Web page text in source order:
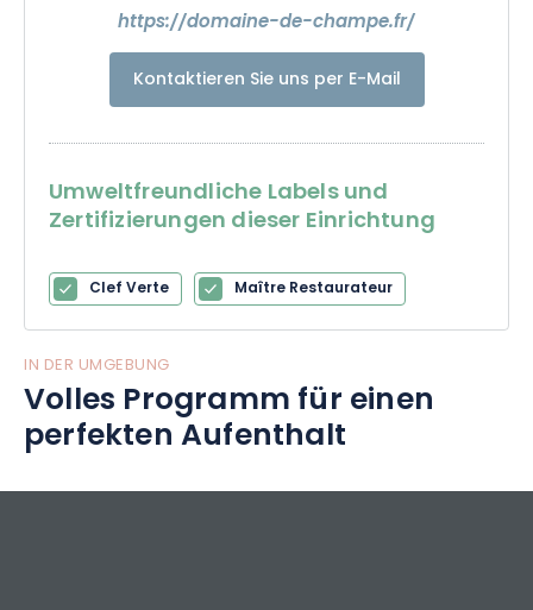
verfeinert wird.
Ein Aufenthalt in der Domaine de Champé ist mehr als nur
jedes Detail durchdacht ist, um zu jeder Jahreszeit kostbare
https://domaine-de-champe.fr/
Kontaktieren Sie uns per E-Mail
Umweltfreundliche Labels und
Zertifizierungen dieser Einrichtung
Clef Verte Maître Restaurateur
IN DER UMGEBUNG
Volles Programm für einen
perfekten Aufenthalt